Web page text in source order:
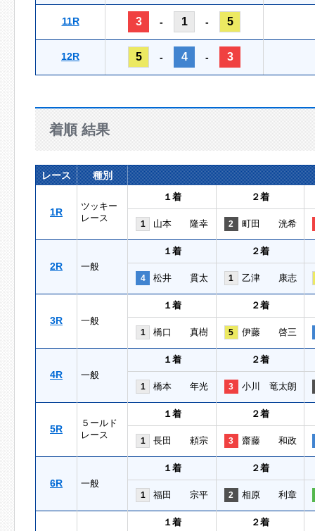
11R 3 - 1 - 5
12R 5 - 4 - 3
着順 結果
レース 種別
1R
ツッキー
レース
１着 ２着
1 山本 隆幸 2 町田 洸希
2R 一般
１着 ２着
4 松井 貫太 1 乙津 康志
3R 一般
１着 ２着
1 橋口 真樹 5 伊藤 啓三
4R 一般
１着 ２着
1 橋本 年光 3 小川 竜太朗
5R
５ールド
レース
１着 ２着
1 長田 頼宗 3 齋藤 和政
6R 一般
１着 ２着
1 福田 宗平 2 相原 利章
１着 ２着